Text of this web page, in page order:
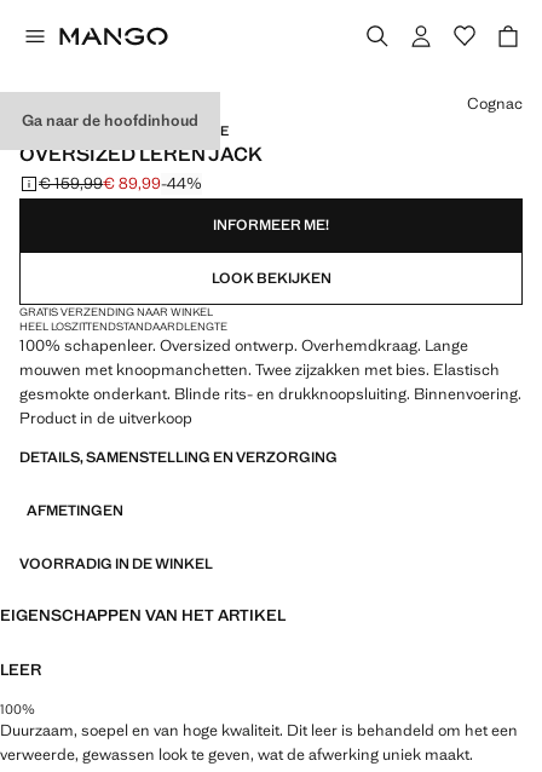
Ga naar de hoofdinhoud
GEBRUIK DE CODE: EXTRASALE
OVERSIZED LEREN JACK
Oorspronkelijke prijs doorgehaald [€ 159,99 ]
€ 159,99
Huidige prijs [€ 89,99 ]
€ 89,99-44%
Kies een kleur
Cognac
INFORMEER ME!
LOOK BEKIJKEN
GRATIS VERZENDING NAAR WINKEL
HEEL LOSZITTENDSTANDAARDLENGTE
100% schapenleer. Oversized ontwerp. Overhemdkraag. Lange
mouwen met knoopmanchetten. Twee zijzakken met bies. Elastisch
gesmokte onderkant. Blinde rits- en drukknoopsluiting. Binnenvoering.
Product in de uitverkoop
DETAILS, SAMENSTELLING EN VERZORGING
AFMETINGEN
VOORRADIG IN DE WINKEL
EIGENSCHAPPEN VAN HET ARTIKEL
LEER
100%
Duurzaam, soepel en van hoge kwaliteit. Dit leer is behandeld om het een
verweerde, gewassen look te geven, wat de afwerking uniek maakt.